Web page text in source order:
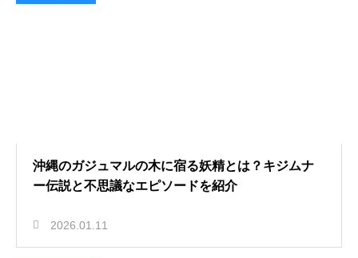
沖縄のガジュマルの木に宿る妖精とは？キジムナ
ー伝説と不思議なエピソードを紹介
2026.01.11